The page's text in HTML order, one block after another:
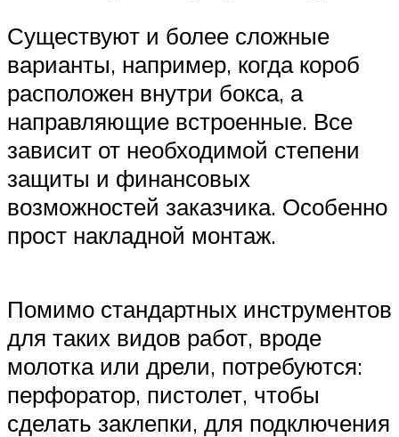
Существуют и более сложные
варианты, например, когда короб
расположен внутри бокса, а
направляющие встроенные. Все
зависит от необходимой степени
защиты и финансовых
возможностей заказчика. Особенно
прост накладной монтаж.
Помимо стандартных инструментов
для таких видов работ, вроде
молотка или дрели, потребуются:
перфоратор, пистолет, чтобы
сделать заклепки, для подключения